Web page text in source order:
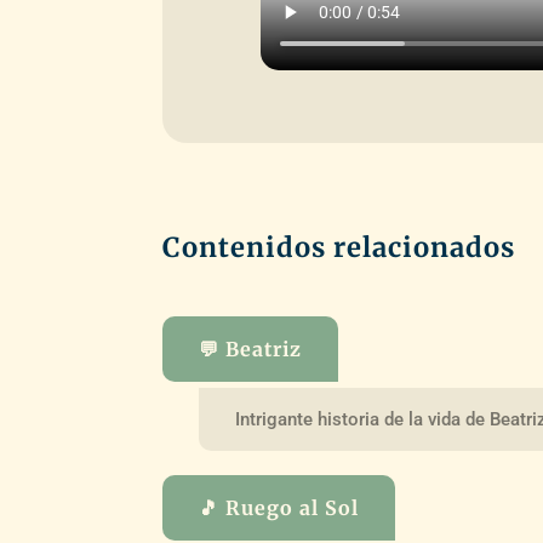
Contenidos relacionados
💬 Beatriz
Intrigante historia de la vida de
🎵 Ruego al Sol